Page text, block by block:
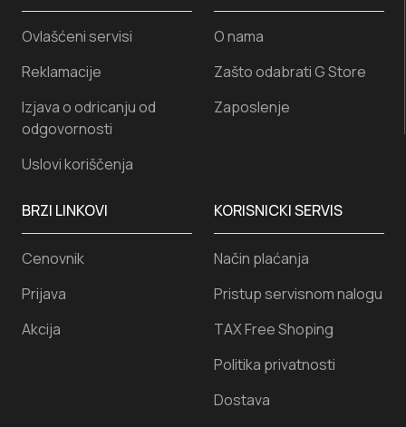
KORISNICKI SERVIS
Način plaćanja
Pristup servisnom nalogu
TAX Free Shoping
Politika privatnosti
Dostava
Ovlašćeni servisi
Reklamacije
Izjava o odricanju od
odgovornosti
Uslovi koriščenja
O nama
Zašto odabrati G Store
Zaposlenje
BRZI LINKOVI
Cenovnik
Prijava
Akcija